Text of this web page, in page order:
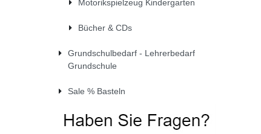
Motorikspielzeug Kindergarten
Bücher & CDs
Grundschulbedarf - Lehrerbedarf
Grundschule
Sale % Basteln